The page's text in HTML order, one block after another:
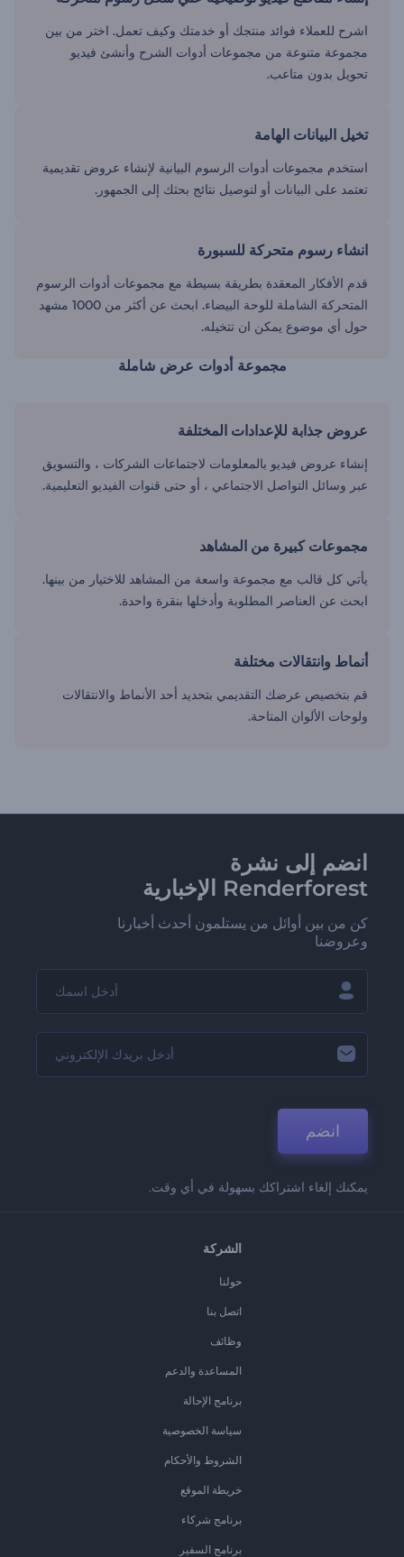
اشرح للعملاء فوائد منتجك أو خدمتك وكيف تعمل. اختر من بين
مجموعة متنوعة من مجموعات أدوات الشرح وأنشئ فيديو
تحويل بدون متاعب.
تخيل البيانات الهامة
استخدم مجموعات أدوات الرسوم البيانية لإنشاء عروض تقديمية
تعتمد على البيانات أو لتوصيل نتائج بحثك إلى الجمهور.
انشاء رسوم متحركة للسبورة
قدم الأفكار المعقدة بطريقة بسيطة مع مجموعات أدوات الرسوم
المتحركة الشاملة للوحة البيضاء. ابحث عن أكثر من 1000 مشهد
حول أي موضوع يمكن ان تتخيله.
مجموعة أدوات عرض شاملة
عروض جذابة للإعدادات المختلفة
إنشاء عروض فيديو بالمعلومات لاجتماعات الشركات ، والتسويق
عبر وسائل التواصل الاجتماعي ، أو حتى قنوات الفيديو التعليمية.
مجموعات كبيرة من المشاهد
يأتي كل قالب مع مجموعة واسعة من المشاهد للاختيار من بينها.
ابحث عن العناصر المطلوبة وأدخلها بنقرة واحدة.
أنماط وانتقالات مختلفة
قم بتخصيص عرضك التقديمي بتحديد أحد الأنماط والانتقالات
ولوحات الألوان المتاحة.
انضم إلى نشرة
Renderforest الإخبارية
كن من بين أوائل من يستلمون أحدث أخبارنا
وعروضنا
انضم
يمكنك إلغاء اشتراكك بسهولة في أي وقت.
الشركة
حولنا
اتصل بنا
وظائف
المساعدة والدعم
برنامج الإحالة
سياسة الخصوصية
الشروط والأحكام
خريطة الموقع
برنامج شركاء
برنامج السفير